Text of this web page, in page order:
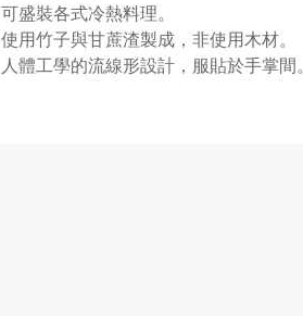
可盛裝各式冷熱料理。
使用竹子與甘蔗渣製成，非使用木材。
人體工學的流線形設計，服貼於手掌間。